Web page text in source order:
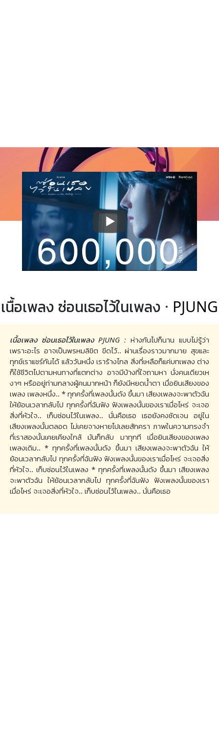
เนื้อเพลง ซ่อนเธอไว้ในเพลง · PJUNG
เนื้อเพลง ซ่อนเธอไว้ในเพลง PJUNG : ห่างกันไปก็นาน แบบไม่รู้ว่า
เพราะอะไร อาจเป็นพรหมลิขิต ขีดไว้.. ผ่านเรื่องราวมากมาย สุขและ
ทุกข์เราแชร์กันได้ แล้ววันหนึ่ง เราร้างไกล สิ่งที่เหลือก็แค่บทเพลง ต่าง
ก็ใช้ชีวิตไปตามหนทางที่แตกต่าง อาจมีบ้างที่ใจถามหา นั่งคนเดียวเห
งาๆ หรืออยู่ท่ามกลางผู้คนมากหน้า ก็ยังมีหยดน้ำตา เมื่อยินเสียงของ
เพลง เพลงหนึ่ง.. * ทุกครั้งที่เพลงนั้นดัง ขึ้นมา เสียงเพลงจะพาตัวฉัน
ให้ย้อนเวลากลับไป ทุกครั้งที่ฉันฟัง ฟังเพลงนั้นของเราเมื่อไหร่ จะเจอ
สิ่งที่หัวใจ.. เก็บซ่อนไว้ในเพลง.. นั่นคือเธอ เธอยังคงชัดเจน อยู่ใน
เสียงเพลงนั้นตลอด ไม่เคยจางหายไปเลยสักครา ภาพในความทรงจำ
ที่เราสองนั้นเคยเคียงใกล้ มันก็กลับ มาทุกที เมื่อยินเสียงของเพลง
เพลงเดิม.. * ทุกครั้งที่เพลงนั้นดัง ขึ้นมา เสียงเพลงจะพาตัวฉัน ให้
ย้อนเวลากลับไป ทุกครั้งที่ฉันฟัง ฟังเพลงนั้นของเราเมื่อไหร่ จะเจอสิ่ง
ที่หัวใจ.. เก็บซ่อนไว้ในเพลง * ทุกครั้งที่เพลงนั้นดัง ขึ้นมา เสียงเพลง
จะพาตัวฉัน ให้ย้อนเวลากลับไป ทุกครั้งที่ฉันฟัง ฟังเพลงนั้นของเรา
เมื่อไหร่ จะเจอสิ่งที่หัวใจ.. เก็บซ่อนไว้ในเพลง.. นั่นคือเธอ